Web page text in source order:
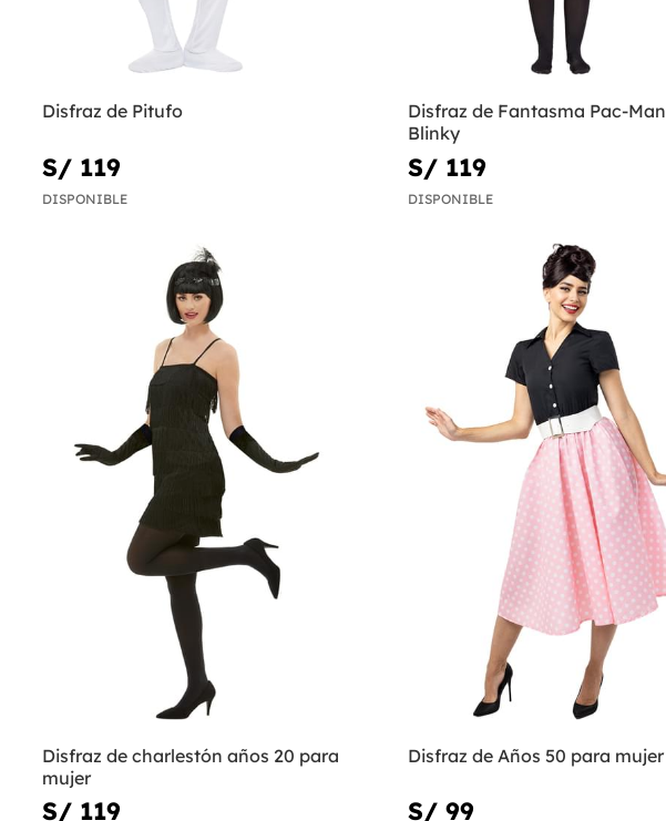
Disfraz de Pitufo
S/ 119
DISPONIBLE
Disfraz de Fantasma Pac-Man
Blinky
S/ 119
DISPONIBLE
Disfraz de charlestón años 20 para
mujer
S/ 119
Disfraz de Años 50 para mujer
S/ 99